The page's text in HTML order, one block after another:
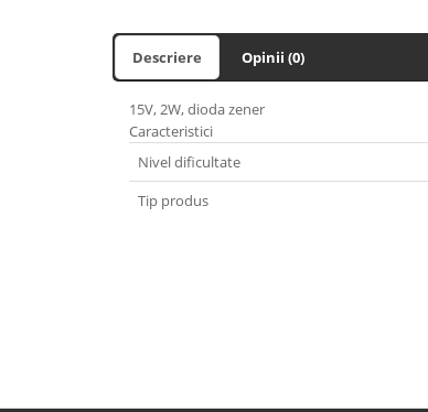
Descriere Opinii (0)
15V, 2W, dioda zener
Caracteristici
Nivel dificultate
Tip produs